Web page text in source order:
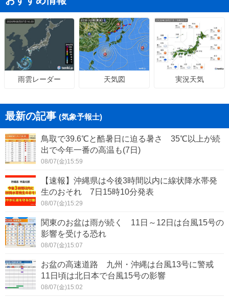
雨雲レーダー 天気図 実況天気
最新の記事 (気象予報士)
鳥取で39.6℃と酷暑日に迫る暑さ 35℃以上が続
出で今年一番の高温も(7日)
08/07(金)15:59
【速報】沖縄県は今後3時間以内に線状降水帯発
生のおそれ 7日15時10分発表
08/07(金)15:29
関東のお盆は雨が続く 11日～12日は台風15号の
影響を受ける恐れ
08/07(金)15:07
お盆の高速道路 九州・沖縄は台風13号に警戒
11日頃は北日本で台風15号の影響
08/07(金)15:02